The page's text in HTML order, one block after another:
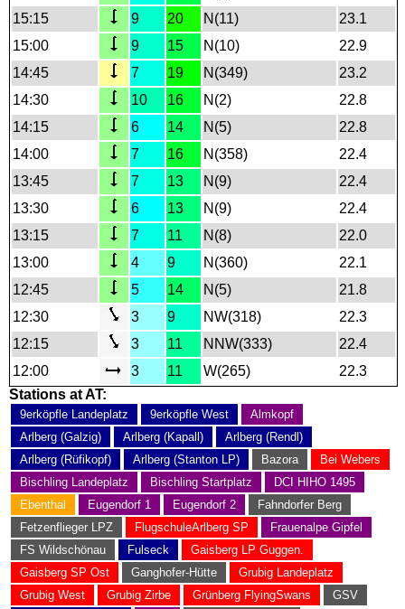
15:15
9 20 N(11)
23.1
15:00
9 15 N(10)
22.9
14:45
7 19 N(349)
23.2
14:30
10 16 N(2)
22.8
14:15
6 14 N(5)
22.8
14:00
7 16 N(358)
22.4
13:45
7 13 N(9)
22.4
13:30
6 13 N(9)
22.4
13:15
7 11 N(8)
22.0
13:00
4 9 N(360)
22.1
12:45
5 14 N(5)
21.8
12:30
3 9 NW(318)
22.3
12:15
3 11 NNW(333)
22.4
12:00
3 11 W(265)
22.3
Stations at AT:
9erköpfle Landeplatz 9erköpfle West
Almkopf
Arlberg (Galzig)
Arlberg (Kapall)
Arlberg (Rendl)
Arlberg (Rüfikopf)
Arlberg (Stanton LP) Bazora
Bei Webers
Bischling Landeplatz
Bischling Startplatz
DCI HIHO 1495
Ebenthal
Eugendorf 1 Eugendorf 2
Fahndorfer Berg
Fetzenflieger LPZ
FlugschuleArlberg SP
Frauenalpe Gipfel
FS Wildschönau
Fulseck
Gaisberg LP Guggen.
Gaisberg SP Ost
Ganghofer-Hütte
Grubig Landeplatz
Grubig West
Grubig Zirbe Grünberg FlyingSwans
GSV